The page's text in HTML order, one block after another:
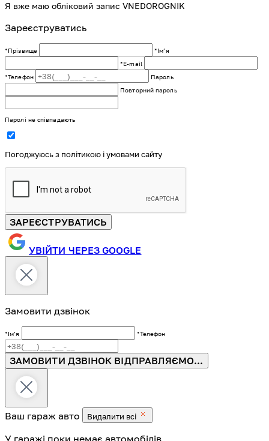
Я вже маю обліковий запис VNEDOROGNIK
Зареєструватись
*Прізвище
*Імʼя
*E-mail
*Телефон
Пароль
Повторний пароль
Паролі не співпадають
Погоджуюсь з політикою і умовами сайту
ЗАРЕЄСТРУВАТИСЬ
УВІЙТИ ЧЕРЕЗ GOOGLE
Замовити дзвінок
*Імʼя *Телефон
ЗАМОВИТИ ДЗВІНОК ВІДПРАВЛЯЄМО...
Ваш гараж авто Видалити всі
У гаражі поки немає автомобілів